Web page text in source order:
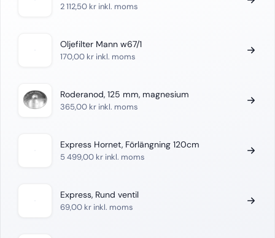
2 112,50 kr inkl. moms
Oljefilter Mann w67/1
170,00 kr inkl. moms
Roderanod, 125 mm, magnesium
365,00 kr inkl. moms
Express Hornet, Förlängning 120cm
5 499,00 kr inkl. moms
Express, Rund ventil
69,00 kr inkl. moms